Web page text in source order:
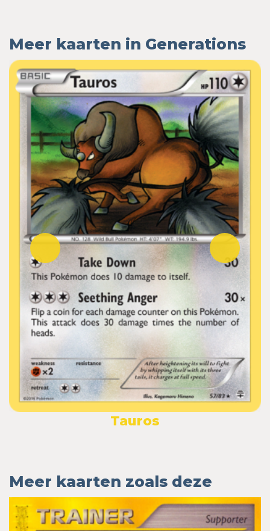
Meer kaarten in Generations
Tauros
Meer kaarten zoals deze